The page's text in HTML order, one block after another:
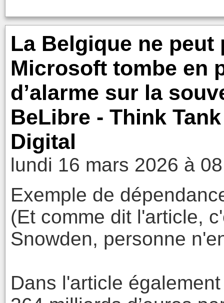
La Belgique ne peut
Microsoft tombe en
d’alarme sur la
BeLibre - Think
Digital
lundi 16 mars 2026 à
Exemple de
(Et comme dit l'article,
Snowden, personne
Dans l'article